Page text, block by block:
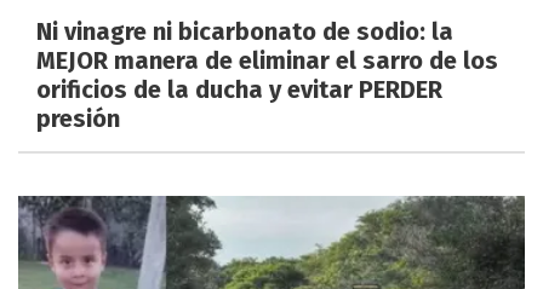
Ni vinagre ni bicarbonato de sodio: la
MEJOR manera de eliminar el sarro de los
orificios de la ducha y evitar PERDER
presión